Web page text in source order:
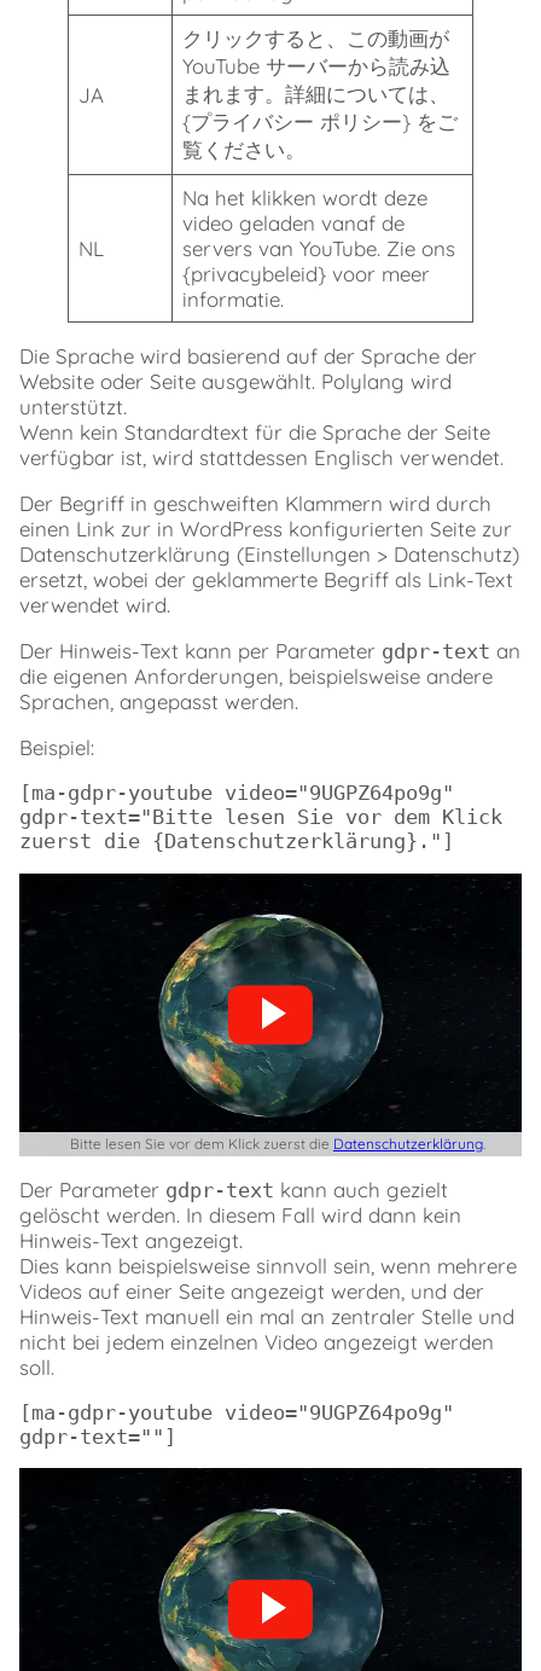
JA
クリックすると、この動画が
YouTube サーバーから読み込
まれます。詳細については、
{プライバシー ポリシー} をご
覧ください。
NL
Na het klikken wordt deze
video geladen vanaf de
servers van YouTube. Zie ons
{privacybeleid} voor meer
informatie.
Die Sprache wird basierend auf der Sprache der
Website oder Seite ausgewählt. Polylang wird
unterstützt.
Wenn kein Standardtext für die Sprache der Seite
verfügbar ist, wird stattdessen Englisch verwendet.
Der Begriff in geschweiften Klammern wird durch
einen Link zur in WordPress konfigurierten Seite zur
Datenschutzerklärung (Einstellungen > Datenschutz)
ersetzt, wobei der geklammerte Begriff als Link-Text
verwendet wird.
Der Hinweis-Text kann per Parameter gdpr-text an
die eigenen Anforderungen, beispielsweise andere
Sprachen, angepasst werden.
Beispiel:
[ma-gdpr-youtube video="9UGPZ64po9g"
gdpr-text="Bitte lesen Sie vor dem Klick
zuerst die {Datenschutzerklärung}."]
Bitte lesen Sie vor dem Klick zuerst die Datenschutzerklärung.
Der Parameter gdpr-text kann auch gezielt
gelöscht werden. In diesem Fall wird dann kein
Hinweis-Text angezeigt.
Dies kann beispielsweise sinnvoll sein, wenn mehrere
Videos auf einer Seite angezeigt werden, und der
Hinweis-Text manuell ein mal an zentraler Stelle und
nicht bei jedem einzelnen Video angezeigt werden
soll.
[ma-gdpr-youtube video="9UGPZ64po9g"
gdpr-text=""]